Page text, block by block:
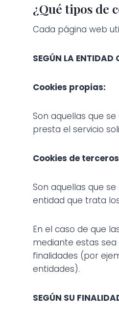
¿Qué tipos de
Cada página web
SEGÚN LA ENTIDAD
Cookies propias:
Son aquellas que
presta el servicio
Cookies de
Son aquellas que
entidad que trata
En el caso de que
mediante estas
finalidades (por
entidades).
SEGÚN SU